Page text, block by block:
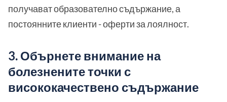
получават образователно съдържание, а
постоянните клиенти - оферти за лоялност.
3. Обърнете внимание на
болезнените точки с
висококачествено съдържание